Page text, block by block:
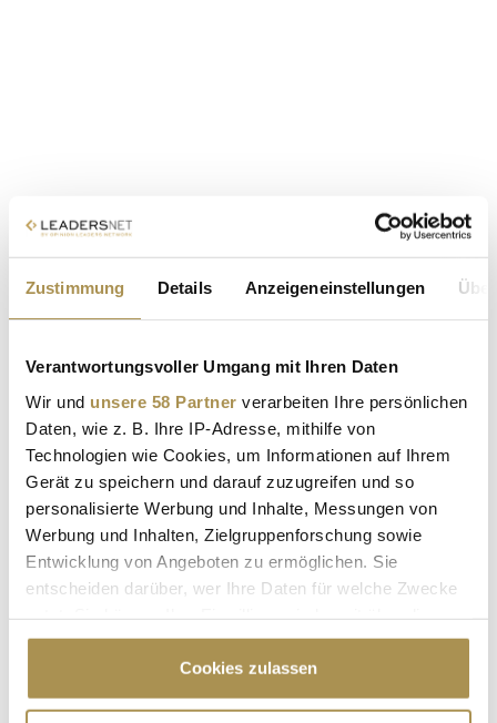
Zustimmung Details Anzeigeneinstellungen
Verantwortungsvoller Umgang mit Ihren Daten
Wir und unsere 58 Partner verarbeiten Ihre persönlichen
Daten, wie z. B. Ihre IP-Adresse, mithilfe von
Technologien wie Cookies, um Informationen auf Ihrem
Gerät zu speichern und darauf zuzugreifen und so
personalisierte Werbung und Inhalte, Messungen von
Werbung und Inhalten, Zielgruppenforschung sowie
Entwicklung von Angeboten zu ermöglichen. Sie
entscheiden darüber, wer Ihre Daten für welche Zwecke
Cookie-Erklärung oder durch Klicken auf das Privacy
Trigger Symbol ändern oder widerrufen
Cookies zulassen